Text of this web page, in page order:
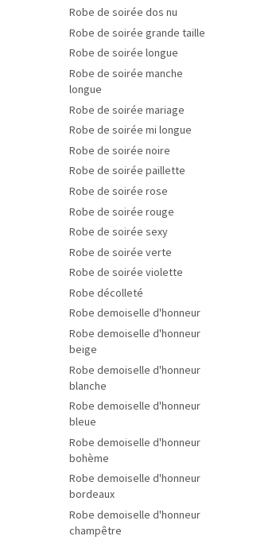
Robe de soirée dos nu
Robe de soirée grande taille
Robe de soirée longue
Robe de soirée manche
longue
Robe de soirée mariage
Robe de soirée mi longue
Robe de soirée noire
Robe de soirée paillette
Robe de soirée rose
Robe de soirée rouge
Robe de soirée sexy
Robe de soirée verte
Robe de soirée violette
Robe décolleté
Robe demoiselle d'honneur
Robe demoiselle d'honneur
beige
Robe demoiselle d'honneur
blanche
Robe demoiselle d'honneur
bleue
Robe demoiselle d'honneur
bohème
Robe demoiselle d'honneur
bordeaux
Robe demoiselle d'honneur
champêtre